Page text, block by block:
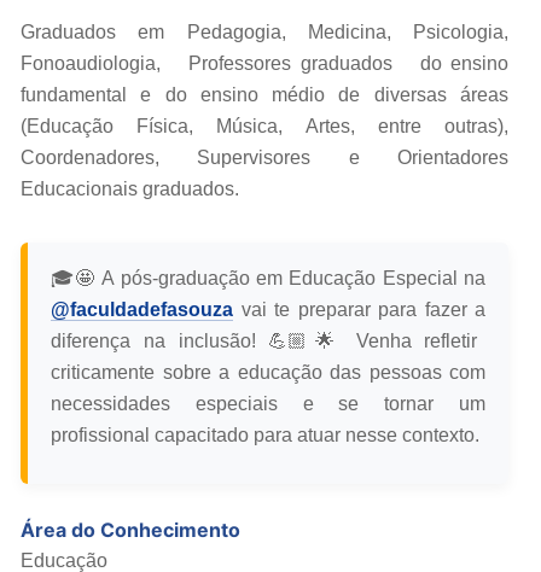
Graduados em Pedagogia, Medicina, Psicologia,
Fonoaudiologia, Professores graduados do ensino
fundamental e do ensino médio de diversas áreas
(Educação Física, Música, Artes, entre outras),
Coordenadores, Supervisores e Orientadores
Educacionais graduados.
🎓🤩 A pós-graduação em Educação Especial na
@faculdadefasouza vai te preparar para fazer a
diferença na inclusão! 💪🏼🌟 Venha refletir
criticamente sobre a educação das pessoas com
necessidades especiais e se tornar um
profissional capacitado para atuar nesse contexto.
Área do Conhecimento
Educação